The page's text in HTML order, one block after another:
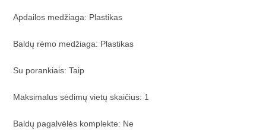
Apdailos medžiaga: Plastikas
Baldų rėmo medžiaga: Plastikas
Su porankiais: Taip
Maksimalus sėdimų vietų skaičius: 1
Baldų pagalvėlės komplekte: Ne